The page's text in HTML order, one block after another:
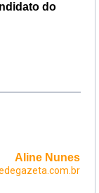
do
Aline Nunes